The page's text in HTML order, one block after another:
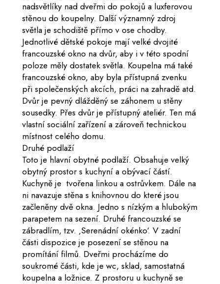
nadsvětlíky nad dveřmi do pokojů a luxferovou
stěnou do koupelny. Další významný zdroj
světla je schodiště přímo v ose chodby.
Jednotlivé dětské pokoje mají velké dvojité
francouzské okno na dvůr, aby i v této spodní
poloze měly dostatek světla. Koupelna má také
francouzské okno, aby byla přístupná zvenku
při společenských akcích, práci na zahradě atd.
Dvůr je pevný dlážděný se záhonem u stěny
sousedky. Přes dvůr je přístupný ateliér. Ten má
vlastní sociální zařízení a zároveň technickou
místnost celého domu.
Druhé podlaží
Toto je hlavní obytné podlaží. Obsahuje velký
obytný prostor s kuchyní a obývací částí.
Kuchyně je tvořena linkou a ostrůvkem. Dále na
ni navazuje stěna s knihovnou do které jsou
začleněny dvě okna. Jedno s nízkým a hlubokým
parapetem na sezení. Druhé francouzské se
zábradlím, tzv. ‚Serenádní okénko‘. V zadní
části dispozice je posezení se stěnou na
promítání filmů. Dveřmi procházíme do
soukromé části, kde je wc, sklad, samostatná
koupelna a ložnice. Z prostoru u kuchyně se